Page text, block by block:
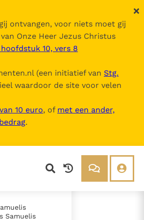
ontvangen, voor niets moet gij
van Onze Heer Jezus Christus
10, vers 8
(een initiatief van Stg.
waardoor de site voor velen
10 euro, of met een ander,
.
Over ons
Samuelis